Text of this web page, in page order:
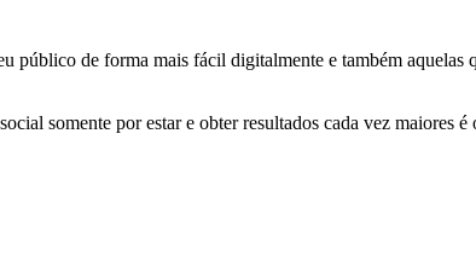
público de forma mais fácil digitalmente e também
somente por estar e obter resultados cada vez maiores